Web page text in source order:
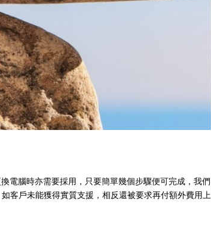
電腦時亦需要採用，只要簡單幾個步驟便可完成，我們
客戶未能獲得實質支援，相反還被要求再付額外費用上